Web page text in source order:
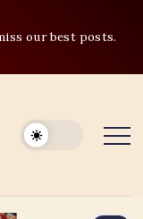
our best posts.